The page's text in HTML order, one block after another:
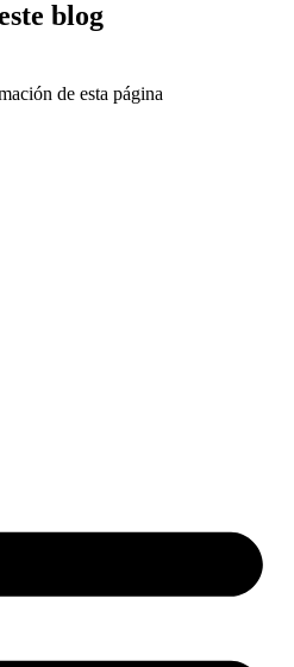
blog
de esta página